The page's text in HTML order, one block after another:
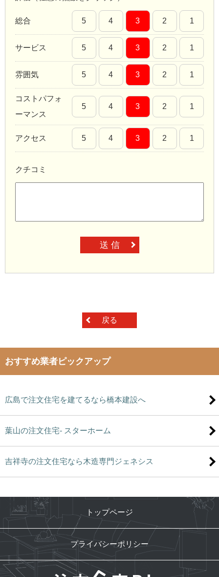
総合 5 4 3 2 1
サービス 5 4 3 2 1
雰囲気 5 4 3 2 1
コストパフォ
ーマンス
5 4 3 2 1
アクセス 5 4 3 2 1
クチコミ
送 信
戻る
おすすめ業者ピックアップ
広島で注文住宅を建てるなら橋本建設へ
葉山の注文住宅- スターホーム
吉祥寺の注文住宅なら木造専門ジェネシス
トップページ
プライバシーポリシー